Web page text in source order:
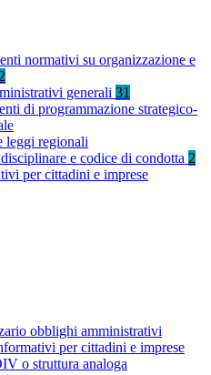
normativi su organizzazione e
2
generali 31
di programmazione strategico-
leggi regionali
e codice di condotta 2
per cittadini e imprese
obblighi amministrativi
per cittadini e imprese
o struttura analoga